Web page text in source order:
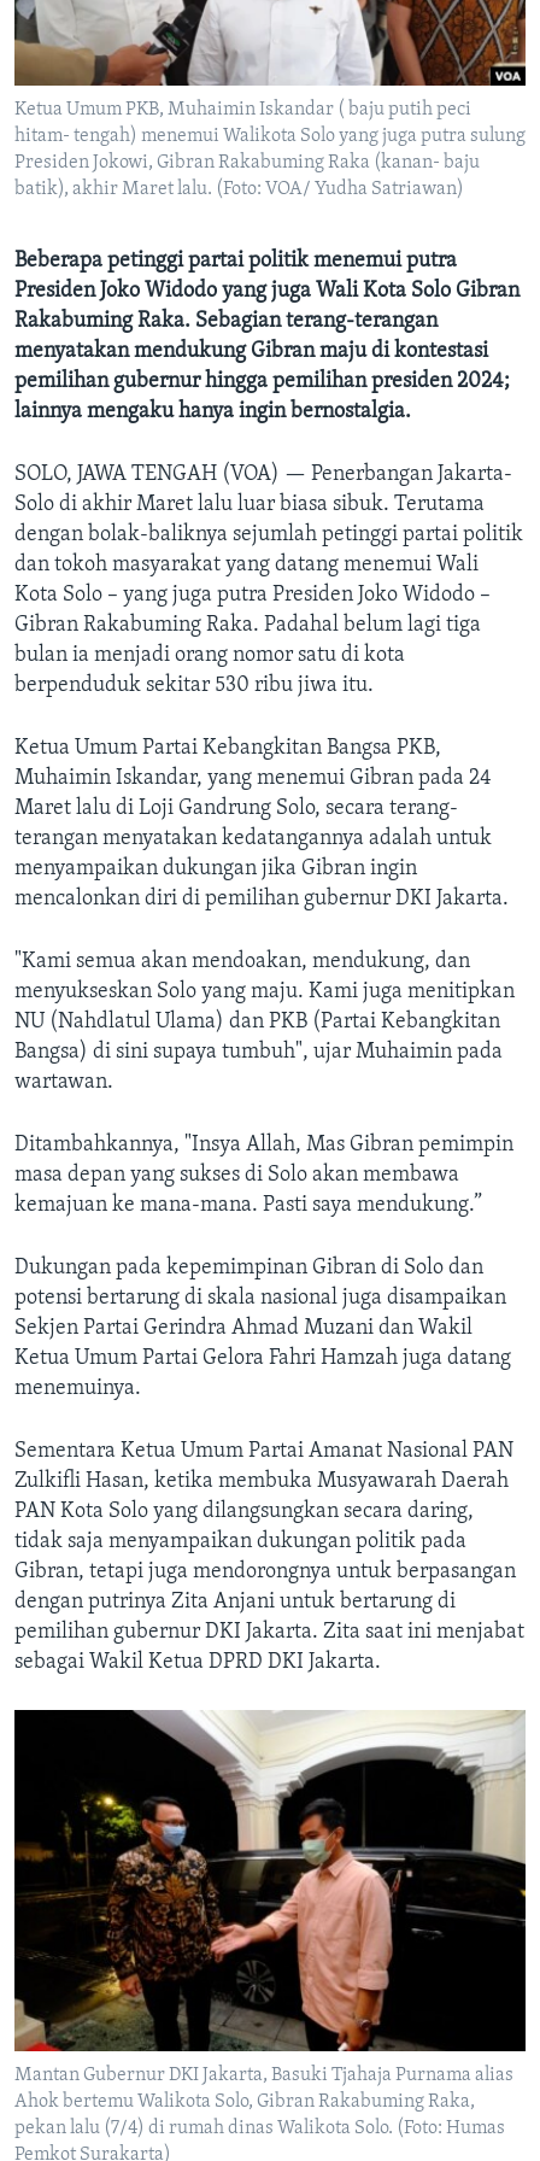
Ketua Umum PKB, Muhaimin Iskandar ( baju putih peci
hitam- tengah) menemui Walikota Solo yang juga putra sulung
Presiden Jokowi, Gibran Rakabuming Raka (kanan- baju
batik), akhir Maret lalu. (Foto: VOA/ Yudha Satriawan)
Beberapa petinggi partai politik menemui putra
Presiden Joko Widodo yang juga Wali Kota Solo Gibran
Rakabuming Raka. Sebagian terang-terangan
menyatakan mendukung Gibran maju di kontestasi
pemilihan gubernur hingga pemilihan presiden 2024;
lainnya mengaku hanya ingin bernostalgia.
SOLO, JAWA TENGAH (VOA) — Penerbangan Jakarta-
Solo di akhir Maret lalu luar biasa sibuk. Terutama
dengan bolak-baliknya sejumlah petinggi partai politik
dan tokoh masyarakat yang datang menemui Wali
Kota Solo – yang juga putra Presiden Joko Widodo –
Gibran Rakabuming Raka. Padahal belum lagi tiga
bulan ia menjadi orang nomor satu di kota
berpenduduk sekitar 530 ribu jiwa itu.
Ketua Umum Partai Kebangkitan Bangsa PKB,
Muhaimin Iskandar, yang menemui Gibran pada 24
Maret lalu di Loji Gandrung Solo, secara terang-
terangan menyatakan kedatangannya adalah untuk
menyampaikan dukungan jika Gibran ingin
mencalonkan diri di pemilihan gubernur DKI Jakarta.
"Kami semua akan mendoakan, mendukung, dan
menyukseskan Solo yang maju. Kami juga menitipkan
NU (Nahdlatul Ulama) dan PKB (Partai Kebangkitan
Bangsa) di sini supaya tumbuh", ujar Muhaimin pada
wartawan.
Ditambahkannya, "Insya Allah, Mas Gibran pemimpin
masa depan yang sukses di Solo akan membawa
kemajuan ke mana-mana. Pasti saya mendukung.”
Dukungan pada kepemimpinan Gibran di Solo dan
potensi bertarung di skala nasional juga disampaikan
Sekjen Partai Gerindra Ahmad Muzani dan Wakil
Ketua Umum Partai Gelora Fahri Hamzah juga datang
menemuinya.
Sementara Ketua Umum Partai Amanat Nasional PAN
Zulkifli Hasan, ketika membuka Musyawarah Daerah
PAN Kota Solo yang dilangsungkan secara daring,
tidak saja menyampaikan dukungan politik pada
Gibran, tetapi juga mendorongnya untuk berpasangan
dengan putrinya Zita Anjani untuk bertarung di
pemilihan gubernur DKI Jakarta. Zita saat ini menjabat
sebagai Wakil Ketua DPRD DKI Jakarta.
Mantan Gubernur DKI Jakarta, Basuki Tjahaja Purnama alias
Ahok bertemu Walikota Solo, Gibran Rakabuming Raka,
pekan lalu (7/4) di rumah dinas Walikota Solo. (Foto: Humas
Pemkot Surakarta)